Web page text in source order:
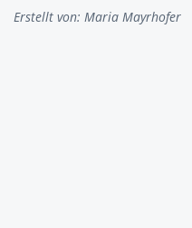
Erstellt von: Maria Mayrhofer